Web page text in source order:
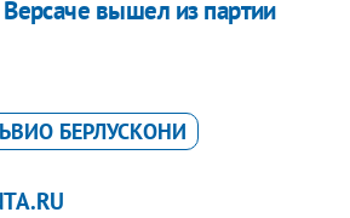
вышел из партии
БЕРЛУСКОНИ